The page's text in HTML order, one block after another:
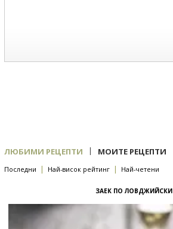
ЛЮБИМИ РЕЦЕПТИ | МОИТЕ РЕЦЕПТИ
Последни | Най-висок рейтинг | Най-четени
ЗАЕК ПО ЛОВДЖИЙСКИ